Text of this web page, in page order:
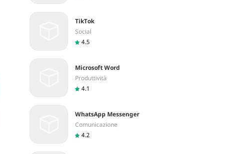
TikTok
Social
4.5
Microsoft Word
Produttività
4.1
WhatsApp Messenger
Comunicazione
4.2